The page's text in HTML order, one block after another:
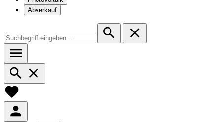
Abverkauf